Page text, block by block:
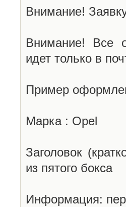
Внимание!
Внимание! Все
идет только в
Пример
Марка : Opel
Заголовок
из пятого бокса
Информация: